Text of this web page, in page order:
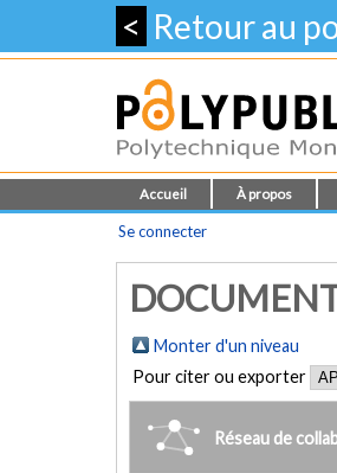
< Retour au
Accueil À propos
Se connecter
Monter d'un niveau
Pour citer ou exporter
Réseau de